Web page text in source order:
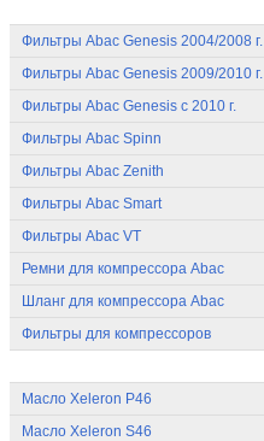
Фильтры Abac Genesis 2004/2008 г.
Фильтры Abac Genesis 2009/2010 г.
Фильтры Abac Genesis с 2010 г.
Фильтры Abac Spinn
Фильтры Abac Zenith
Фильтры Abac Smart
Фильтры Abac VT
Ремни для компрессора Abac
Шланг для компрессора Abac
Фильтры для компрессоров
Масло Xeleron P46
Масло Xeleron S46